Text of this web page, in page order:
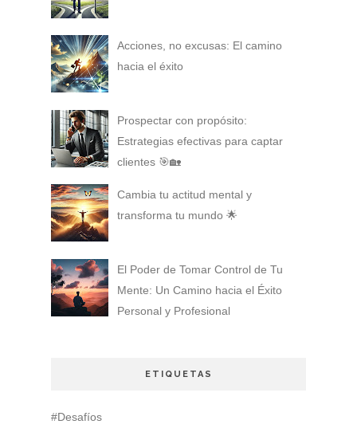
Acciones, no excusas: El camino
hacia el éxito
Prospectar con propósito:
Estrategias efectivas para captar
clientes 🎯🏡
Cambia tu actitud mental y
transforma tu mundo 🌟
El Poder de Tomar Control de Tu
Mente: Un Camino hacia el Éxito
Personal y Profesional
ETIQUETAS
#Desafíos